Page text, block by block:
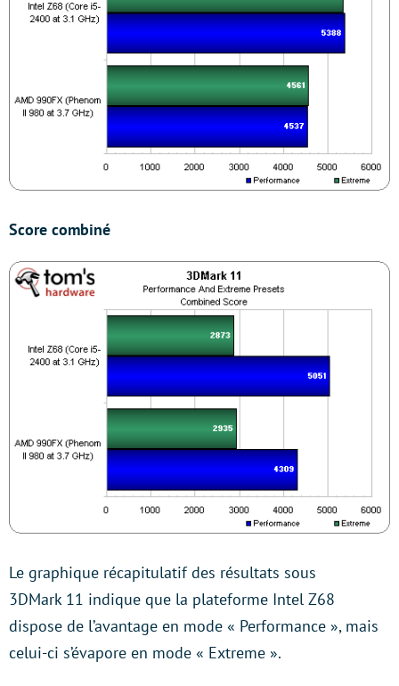
Score combiné
Le graphique récapitulatif des résultats sous
3DMark 11 indique que la plateforme Intel Z68
dispose de l’avantage en mode « Performance », mais
celui-ci s’évapore en mode « Extreme ».